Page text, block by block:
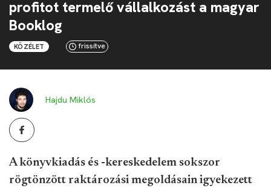
profitot termelő vállalkozást a magyar
Booklog
KÖZÉLET frissítve
Hajdu Miklós
A könyvkiadás és -kereskedelem sokszor
rögtönzött raktározási megoldásain igyekezett